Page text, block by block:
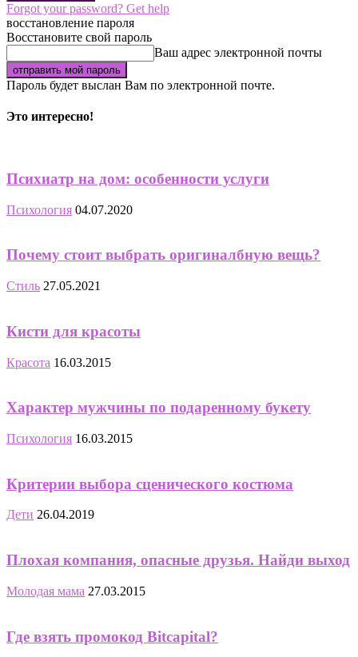
Forgot your password? Get help
восстановление пароля
Восстановите свой пароль
Ваш адрес электронной почты
Пароль будет выслан Вам по электронной почте.
Это интересно!
Психиатр на дом: особенности услуги
Психология 04.07.2020
Почему стоит выбрать оригиналбную вещь?
Стиль 27.05.2021
Кисти для красоты
Красота 16.03.2015
Характер мужчины по подаренному букету
Психология 16.03.2015
Критерии выбора сценического костюма
Дети 26.04.2019
Плохая компания, опасные друзья. Найди выход
Молодая мама 27.03.2015
Где взять промокод Bitcapital?